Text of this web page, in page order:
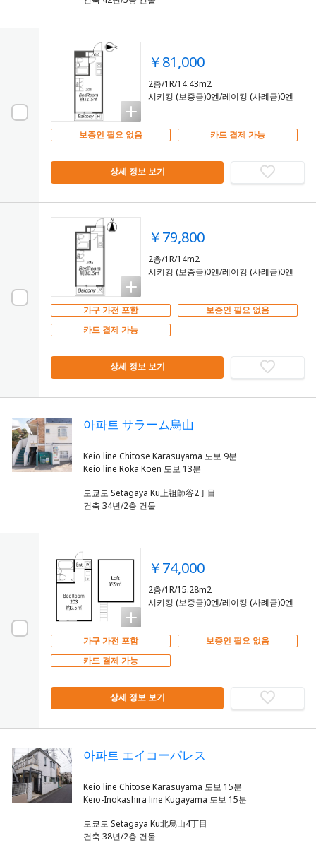
￥81,000
2층/1R/14.43m2
시키킹 (보증금)0엔/레이킹 (사례금)0엔
보증인 필요 없음 카드 결제 가능
상세 정보 보기
￥79,800
2층/1R/14m2
시키킹 (보증금)0엔/레이킹 (사례금)0엔
가구 가전 포함
보증인 필요 없음
카드 결제 가능
상세 정보 보기
아파트 サラーム烏山
Keio line Chitose Karasuyama 도보 9분
도쿄도 Setagaya Ku上祖師谷2丁目
건축 34년/2층 건물
￥74,000
2층/1R/15.28m2
시키킹 (보증금)0엔/레이킹 (사례금)0엔
가구 가전 포함
보증인 필요 없음
카드 결제 가능
상세 정보 보기
아파트 エイコーパレス
Keio line Chitose Karasuyama 도보 15분
도쿄도 Setagaya Ku北烏山4丁目
건축 38년/2층 건물